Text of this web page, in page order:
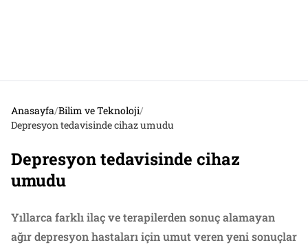
Anasayfa/Bilim ve Teknoloji/
Depresyon tedavisinde cihaz umudu
Depresyon tedavisinde cihaz
umudu
Yıllarca farklı ilaç ve terapilerden sonuç alamayan
ağır depresyon hastaları için umut veren yeni sonuçlar